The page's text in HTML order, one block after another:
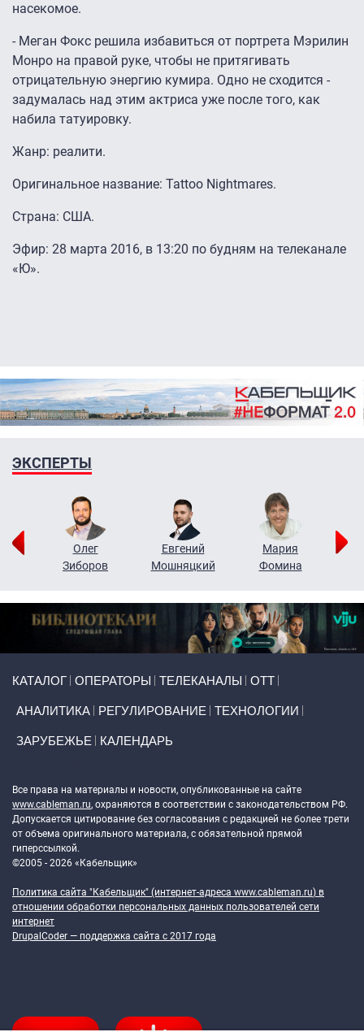
насекомое.
- Меган Фокс решила избавиться от портрета Мэрилин
Монро на правой руке, чтобы не притягивать
отрицательную энергию кумира. Одно не сходится -
задумалась над этим актриса уже после того, как
набила татуировку.
Жанр: реалити.
Оригинальное название: Tattoo Nightmares.
Страна: США.
Эфир: 28 марта 2016, в 13:20 по будням на телеканале
«Ю».
ЭКСПЕРТЫ
Олег
Зиборов
Евгений
Мошняцкий
Мария
Фомина
КАТАЛОГ ОПЕРАТОРЫ ТЕЛЕКАНАЛЫ ОТТ
АНАЛИТИКА РЕГУЛИРОВАНИЕ ТЕХНОЛОГИИ
ЗАРУБЕЖЬЕ КАЛЕНДАРЬ
Все права на материалы и новости, опубликованные на сайте
www.cableman.ru, охраняются в соответствии с законодательством РФ.
Допускается цитирование без согласования с редакцией не более трети
от объема оригинального материала, с обязательной прямой
гиперссылкой.
©2005 - 2026 «Кабельщик»
Политика сайта "Кабельщик" (интернет-адреса www.cableman.ru) в
отношении обработки персональных данных пользователей сети
интернет
DrupalCoder — поддержка сайта c 2017 года